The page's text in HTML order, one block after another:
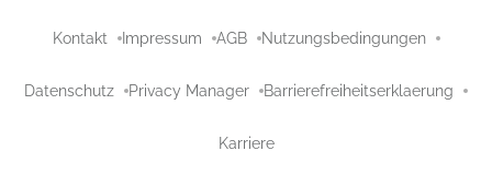
Kontakt Impressum AGB Nutzungsbedingungen
Datenschutz Privacy Manager Barrierefreiheitserklaerung
Karriere